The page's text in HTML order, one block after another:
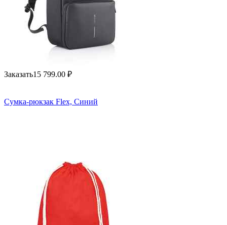
Заказать15 799.00 ₽
Сумка-рюкзак Flex, Синий